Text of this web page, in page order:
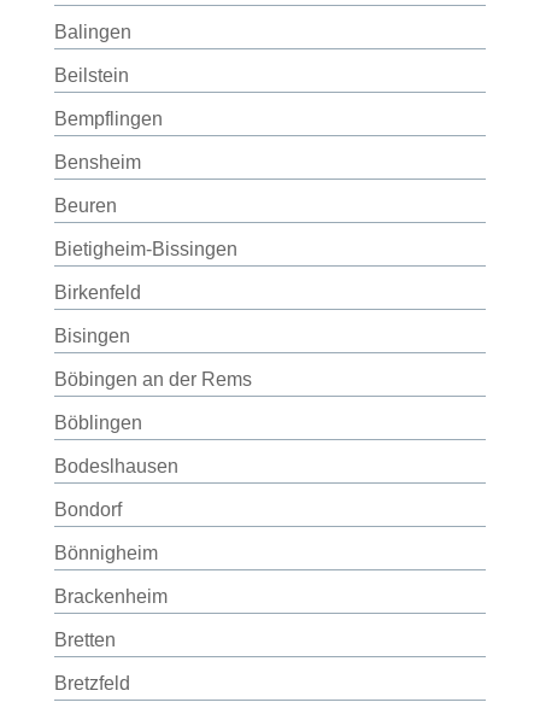
Balingen
Beilstein
Bempflingen
Bensheim
Beuren
Bietigheim-Bissingen
Birkenfeld
Bisingen
Böbingen an der Rems
Böblingen
Bodeslhausen
Bondorf
Bönnigheim
Brackenheim
Bretten
Bretzfeld